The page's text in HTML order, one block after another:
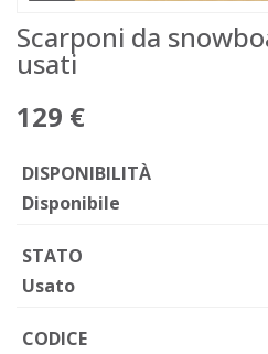
Scarponi da
usati
129 €
DISPONIBILITÀ
Disponibile
STATO
Usato
CODICE